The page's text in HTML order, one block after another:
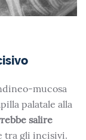
mucosa
palatale alla
salire
tra gli incisivi.